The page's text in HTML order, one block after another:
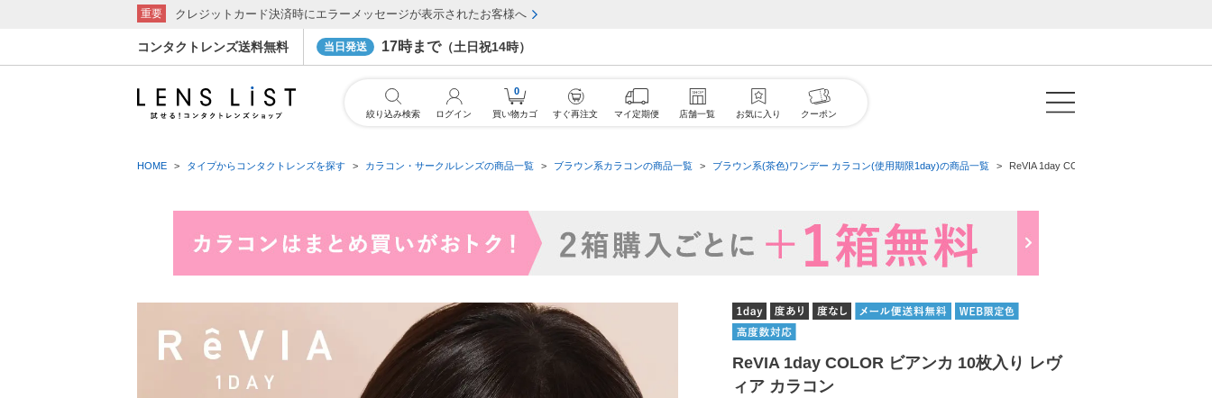
コンタクトレンズ送料無料 当日発送 17時まで（土日祝14時）
重要 クレジットカード決済時にエラーメッセージが表示されたお客様へ
HOME タイプからコンタクトレンズを探す カラコン・サークルレンズの商品一覧 ブラウン系カラコンの商品一覧 ブラウン系(茶色)ワンデー カラコン(使用期限1day)の商品一覧 ReVIA 1day COLOR ビアンカ 10枚入り レヴ
ReVIA 1day COLOR ビアンカ 10枚入り レヴ
ィア カラコン
絞り込み検索 ログイン
0
買い物カゴ すぐ再注文 マイ定期便 店舗一覧 お気に入り クーポン